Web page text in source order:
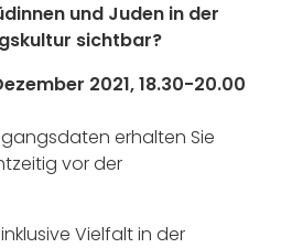
und Juden in der
sichtbar?
2021, 18.30-20.00
erhalten Sie
vor der
Vielfalt in der